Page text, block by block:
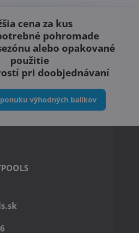
cena za kus
pohromade
alebo opakované
použitie
pri doobjednávaní
výhodných balíkov